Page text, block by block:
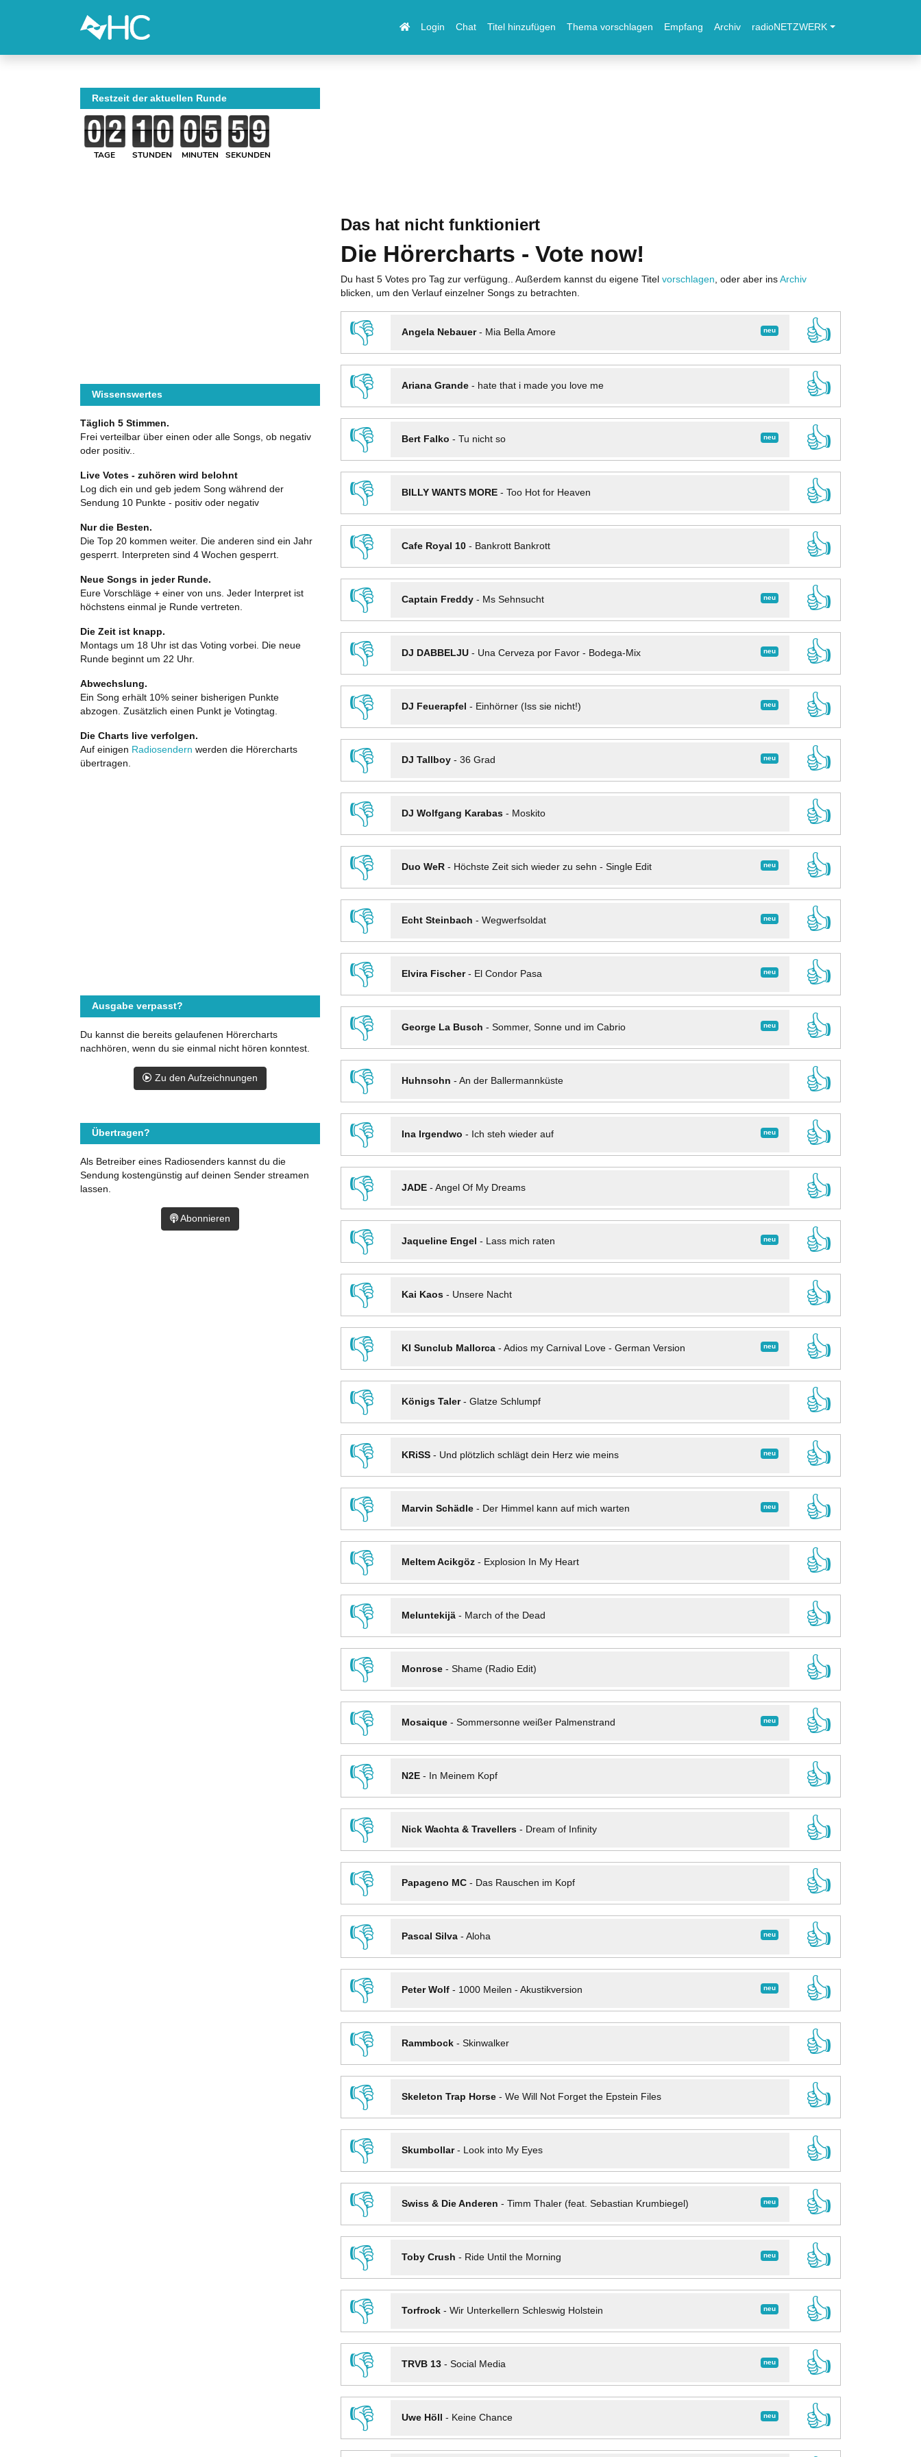
Login Chat Titel hinzufügen Thema vorschlagen Empfang Archiv radioNETZWERK
Das hat nicht funktioniert
Die Hörercharts - Vote now!
Du hast 5 Votes pro Tag zur verfügung.. Außerdem kannst du eigene Titel vorschlagen , oder aber ins Archiv
blicken, um den Verlauf einzelner Songs zu betrachten.
👎 neu
Angela Nebauer- Mia Bella Amore
👍
👎
Ariana Grande- hate that i made you love me
👍
👎
neu
Bert Falko - Tu nicht so
👍
👎
BILLY WANTS MORE- Too Hot for Heaven
👍
👎
Cafe Royal 10- Bankrott Bankrott
👍
👎
neu
Captain Freddy- Ms Sehnsucht
👍
👎
neu
DJ DABBELJU- Una Cerveza por Favor - Bodega-Mix
👍
👎
neu
DJ Feuerapfel - Einhörner (Iss sie nicht!)
👍
👎
neu
DJ Tallboy- 36 Grad
👍
👎
DJ Wolfgang Karabas- Moskito
👍
👎
neu
Duo WeR- Höchste Zeit sich wieder zu sehn - Single Edit
👍
👎
neu
Echt Steinbach - Wegwerfsoldat
👍
👎
neu
Elvira Fischer- El Condor Pasa
👍
👎
neu
George La Busch - Sommer, Sonne und im Cabrio
👍
👎
Huhnsohn - An der Ballermannküste
👍
👎
neu
Ina Irgendwo - Ich steh wieder auf
👍
👎
JADE- Angel Of My Dreams
👍
👎
neu
Jaqueline Engel - Lass mich raten
👍
👎
Kai Kaos- Unsere Nacht
👍
👎
neu
KI Sunclub Mallorca- Adios my Carnival Love - German Version
👍
👎
Königs Taler- Glatze Schlumpf
👍
👎
neu
KRiSS- Und plötzlich schlägt dein Herz wie meins
👍
👎
neu
Marvin Schädle- Der Himmel kann auf mich warten
👍
👎
Meltem Acikgöz- Explosion In My Heart
👍
👎
Meluntekijä- March of the Dead
👍
👎
Monrose- Shame (Radio Edit)
👍
👎
neu
Mosaique- Sommersonne weißer Palmenstrand
👍
👎
N2E- In Meinem Kopf
👍
👎
Nick Wachta & Travellers- Dream of Infinity
👍
👎
Papageno MC- Das Rauschen im Kopf
👍
👎
neu
Pascal Silva- Aloha
👍
👎
neu
Peter Wolf- 1000 Meilen - Akustikversion
👍
👎
Rammbock- Skinwalker
👍
👎
Skeleton Trap Horse- We Will Not Forget the Epstein Files
👍
👎
Skumbollar- Look into My Eyes
👍
👎
neu
Swiss & Die Anderen - Timm Thaler (feat. Sebastian Krumbiegel)
👍
👎
neu
Toby Crush - Ride Until the Morning
👍
👎
neu
Torfrock- Wir Unterkellern Schleswig Holstein
👍
👎
neu
TRVB 13- Social Media
👍
👎
neu
Uwe Höll - Keine Chance
👍
Restzeit der aktuellen Runde
TAGE STUNDEN MINUTEN SEKUNDEN
Wissenswertes
Täglich 5 Stimmen.
Frei verteilbar über einen oder alle Songs, ob negativ
oder positiv..
Live Votes - zuhören wird belohnt
Log dich ein und geb jedem Song während der
Sendung 10 Punkte - positiv oder negativ
Nur die Besten.
Die Top 20 kommen weiter. Die anderen sind ein Jahr
gesperrt. Interpreten sind 4 Wochen gesperrt.
Neue Songs in jeder Runde.
Eure Vorschläge + einer von uns. Jeder Interpret ist
höchstens einmal je Runde vertreten.
Die Zeit ist knapp.
Montags um 18 Uhr ist das Voting vorbei. Die neue
Runde beginnt um 22 Uhr.
Abwechslung.
Ein Song erhält 10% seiner bisherigen Punkte
abzogen. Zusätzlich einen Punkt je Votingtag.
Die Charts live verfolgen.
Auf einigen Radiosendern werden die Hörercharts
übertragen.
Ausgabe verpasst?
Du kannst die bereits gelaufenen Hörercharts
nachhören, wenn du sie einmal nicht hören konntest.
Zu den Aufzeichnungen
Übertragen?
Als Betreiber eines Radiosenders kannst du die
Sendung kostengünstig auf deinen Sender streamen
lassen.
Abonnieren